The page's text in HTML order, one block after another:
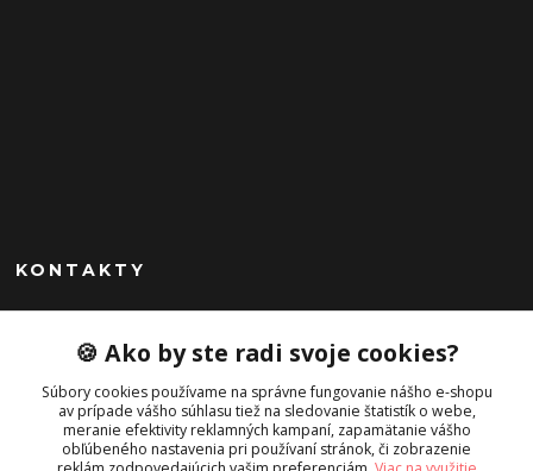
KONTAKTY
Peknekabelky.sk
+421 949747302
Po-Pia 10-16
info@peknekabelky.sk
🍪 Ako by ste radi svoje cookies?
Súbory cookies používame na správne fungovanie nášho e-shopu
av prípade vášho súhlasu tiež na sledovanie štatistík o webe,
meranie efektivity reklamných kampaní, zapamätanie vášho
obľúbeného nastavenia pri používaní stránok, či zobrazenie